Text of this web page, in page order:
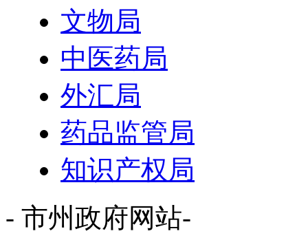
文物局
中医药局
外汇局
药品监管局
知识产权局
- 市州政府网站-